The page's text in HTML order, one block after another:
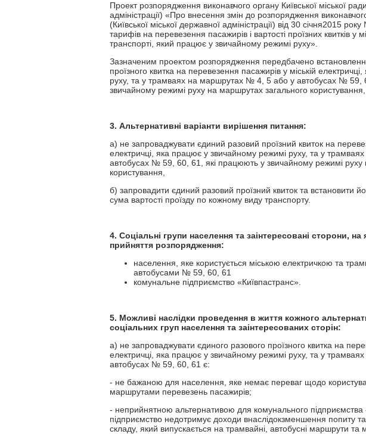
Проект розпорядження виконавчого органу Київської міської
адміністрації) «Про внесення змін до розпорядження
(Київської міської державної адміністрації) від 30 січня2015
тарифів на перевезення пасажирів і вартості проїзних квитків у
транспорті, який працює у звичайному режимі руху».
Зазначеним проектом розпорядження передбачено
проїзного квитка на перевезення пасажирів у міській
руху, та у трамваях на маршрутах № 4, 5 або у автобусах № 59,
звичайному режимі руху на маршрутах загального користування,
3. Альтернативні варіанти вирішення питання:
а) не запроваджувати єдиний разовий проїзний квиток на
електричці, яка працює у звичайному режимі руху, та у
автобусах № 59, 60, 61, які працюють у звичайному режимі руху
користування,
б) запровадити єдиний разовий проїзний квиток та встановити
сума вартості проїзду по кожному виду транспорту.
4. Соціальні групи населення та заінтересовані сторони,
прийняття розпорядження:
населення, яке користується міською електричкою та
автобусами № 59, 60, 61
комунальне підприємство «Київпастранс».
5. Можливі наслідки проведення в життя кожного
соціальних груп населення та заінтересованих сторін:
а) не запроваджувати єдиного разового проїзного квитка на
електричці, яка працює у звичайному режимі руху, та у
автобусах № 59, 60, 61 є:
- не бажаною для населення, яке немає переваг щодо
маршрутами перевезень пасажирів;
- неприйнятною альтернативою для комунального підприємства
підприємство недотримує доходи внаслідокзменшення попиту
складу, який випускається на трамвайні, автобусні маршрути та